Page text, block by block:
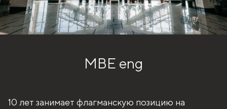
MBE eng
10 лет занимает флагманскую позицию на